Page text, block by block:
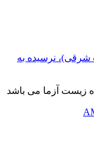
شرقی)، نرسيده به
زیست آزما می باشد